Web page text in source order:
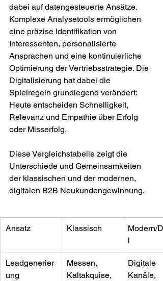
dabei auf datengesteuerte Ansätze.
Komplexe Analysetools ermöglichen
eine präzise Identifikation von
Interessenten, personalisierte
Ansprachen und eine kontinuierliche
Optimierung der Vertriebsstrategie. Die
Digitalisierung hat dabei die
Spielregeln grundlegend verändert:
Heute entscheiden Schnelligkeit,
Relevanz und Empathie über Erfolg
oder Misserfolg.
Diese Vergleichstabelle zeigt die
Unterschiede und Gemeinsamkeiten
der klassischen und der modernen,
digitalen B2B Neukundengewinnung.
Ansatz Klassisch
Modern/
l
Leadgenerier
ung
Messen,
Kaltakquise,
Digitale
Kanäle,